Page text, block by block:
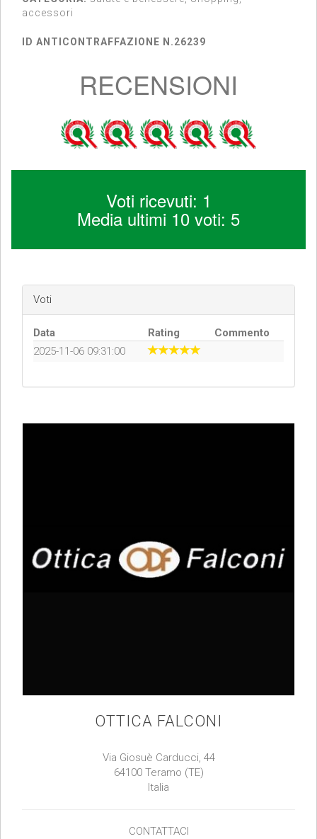
accessori
ID ANTICONTRAFFAZIONE N.26239
RECENSIONI
Voti ricevuti: 1
Media ultimi 10 voti: 5
Voti
Data Rating
Commento
2025-11-06 09:31:00
OTTICA FALCONI
Via Giosuè Carducci, 44
64100 Teramo (TE)
Italia
CONTATTACI